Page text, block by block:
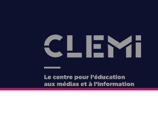
Images